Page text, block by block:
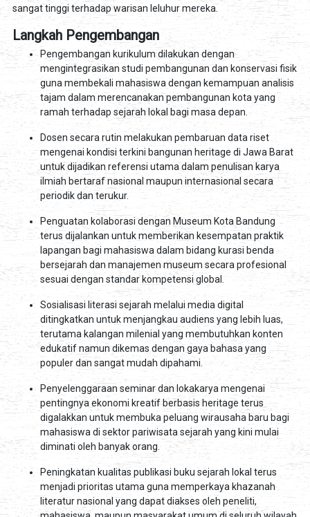
sangat tinggi terhadap warisan leluhur mereka.
Langkah Pengembangan
Pengembangan kurikulum dilakukan dengan
mengintegrasikan studi pembangunan dan konservasi fisik
guna membekali mahasiswa dengan kemampuan analisis
tajam dalam merencanakan pembangunan kota yang
ramah terhadap sejarah lokal bagi masa depan.
Dosen secara rutin melakukan pembaruan data riset
mengenai kondisi terkini bangunan heritage di Jawa Barat
untuk dijadikan referensi utama dalam penulisan karya
ilmiah bertaraf nasional maupun internasional secara
periodik dan terukur.
Penguatan kolaborasi dengan Museum Kota Bandung
terus dijalankan untuk memberikan kesempatan praktik
lapangan bagi mahasiswa dalam bidang kurasi benda
bersejarah dan manajemen museum secara profesional
sesuai dengan standar kompetensi global.
Sosialisasi literasi sejarah melalui media digital
ditingkatkan untuk menjangkau audiens yang lebih luas,
terutama kalangan milenial yang membutuhkan konten
edukatif namun dikemas dengan gaya bahasa yang
populer dan sangat mudah dipahami.
Penyelenggaraan seminar dan lokakarya mengenai
pentingnya ekonomi kreatif berbasis heritage terus
digalakkan untuk membuka peluang wirausaha baru bagi
mahasiswa di sektor pariwisata sejarah yang kini mulai
diminati oleh banyak orang.
Peningkatan kualitas publikasi buku sejarah lokal terus
menjadi prioritas utama guna memperkaya khazanah
literatur nasional yang dapat diakses oleh peneliti,